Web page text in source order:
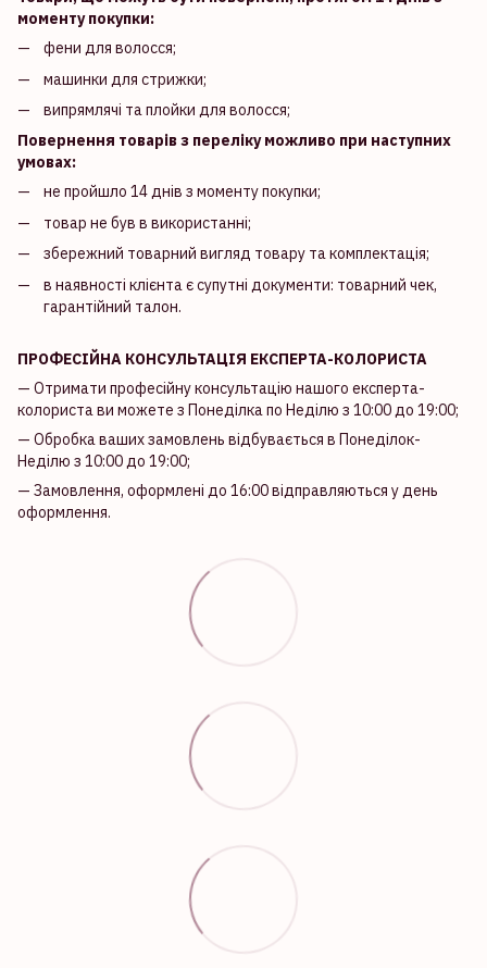
моменту покупки:
фени для волосся;
машинки для стрижки;
випрямлячі та плойки для волосся;
Повернення товарів з переліку можливо при наступних
умовах:
не пройшло 14 днів з моменту покупки;
товар не був в використанні;
збережний товарний вигляд товару та комплектація;
в наявності клієнта є супутні документи: товарний чек,
гарантійний талон.
ПРОФЕСІЙНА КОНСУЛЬТАЦІЯ ЕКСПЕРТА-КОЛОРИСТА
— Отримати професійну консультацію нашого експерта-
колориста ви можете з Понеділка по Неділю з 10:00 до 19:00;
— Обробка ваших замовлень відбувається в Понеділок-
Неділю з 10:00 до 19:00;
— Замовлення, оформлені до 16:00 відправляються у день
оформлення.